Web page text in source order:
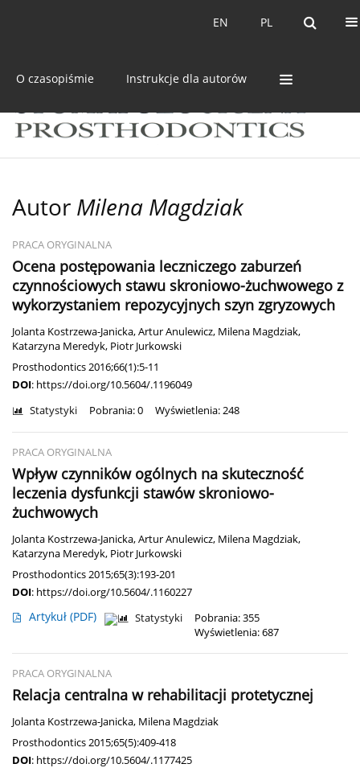
PL
EN PL
EN
O czasopiśmie Instrukcje dla autorów
Autor Milena Magdziak
PRACA ORYGINALNA
Ocena postępowania leczniczego zaburzeń
czynnościowych stawu skroniowo-żuchwowego z
wykorzystaniem repozycyjnych szyn zgryzowych
Jolanta Kostrzewa-Janicka,Artur Anulewicz, Milena Magdziak,
Katarzyna Meredyk, Piotr Jurkowski
Prosthodontics 2016;66(1):5-11
DOI: https://doi.org/10.5604/.1196049
Statystyki Pobrania: 0 Wyświetlenia: 248
PRACA ORYGINALNA
Wpływ czynników ogólnych na skuteczność
leczenia dysfunkcji stawów skroniowo-
żuchwowych
Jolanta Kostrzewa-Janicka,Artur Anulewicz, Milena Magdziak,
Katarzyna Meredyk, Piotr Jurkowski
Prosthodontics 2015;65(3):193-201
DOI: https://doi.org/10.5604/.1160227
Artykuł (PDF) Statystyki
Pobrania: 355
Wyświetlenia: 687
PRACA ORYGINALNA
Relacja centralna w rehabilitacji protetycznej
Jolanta Kostrzewa-Janicka, Milena Magdziak
Prosthodontics 2015;65(5):409-418
DOI: https://doi.org/10.5604/.1177425